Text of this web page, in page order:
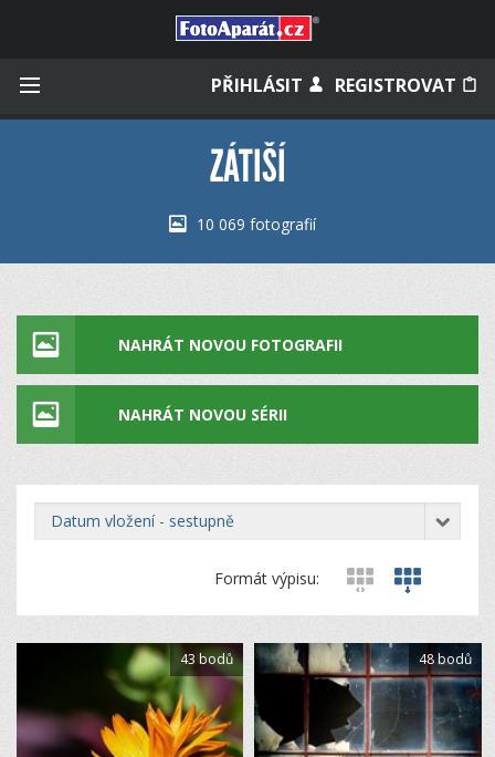
PŘIHLÁSIT REGISTROVAT
Měli jste účet na starém webu?
ZÁTIŠÍ
10 069 fotografií
NAHRÁT NOVOU FOTOGRAFII
NAHRÁT NOVOU SÉRII
datum vložení - sestupně
Formát výpisu:
43 bodů 48 bodů